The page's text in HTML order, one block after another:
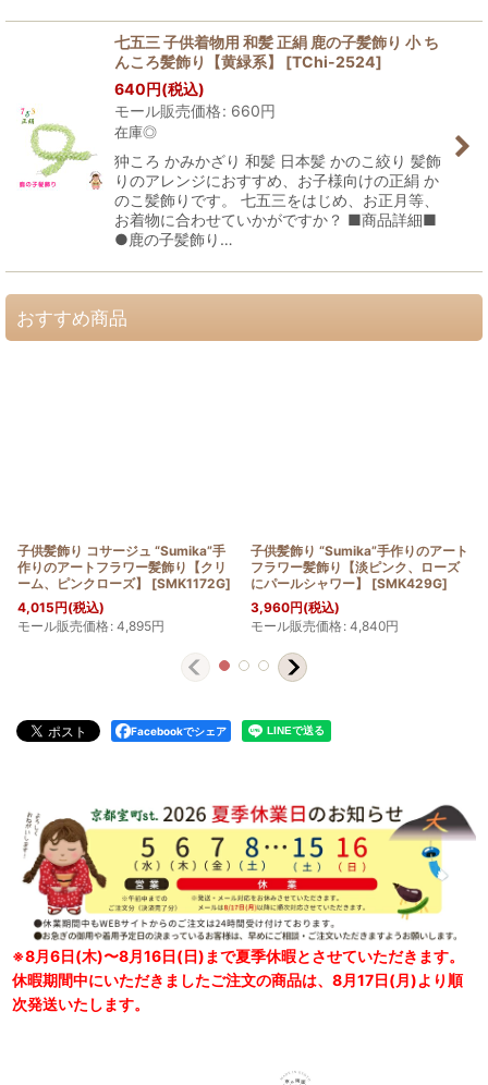
七五三 子供着物用 和髪 正絹 鹿の子髪飾り 小 ち
んころ髪飾り【黄緑系】
[TChi-2524]
640円(税込)
モール販売価格: 660円
在庫◎
狆ころ かみかざり 和髪 日本髪 かのこ絞り 髪飾
りのアレンジにおすすめ、お子様向けの正絹 か
のこ髪飾りです。 七五三をはじめ、お正月等、
お着物に合わせていかがですか？ ■商品詳細■
●鹿の子髪飾り…
おすすめ商品
子供髪飾り コサージュ “Sumika”手
作りのアートフラワー髪飾り【クリ
ーム、ピンクローズ】
[SMK1172G]
4,015円(税込)
モール販売価格: 4,895円
子供髪飾り “Sumika”手作りのアート
フラワー髪飾り【淡ピンク、ローズ
にパールシャワー】
[SMK429G]
3,960円(税込)
モール販売価格: 4,840円
Facebookでシェア
※8月6日(木)〜8月16日(日)まで夏季休暇とさせていただきます。
休暇期間中にいただきましたご注文の商品は、8月17日(月)より順
次発送いたします。